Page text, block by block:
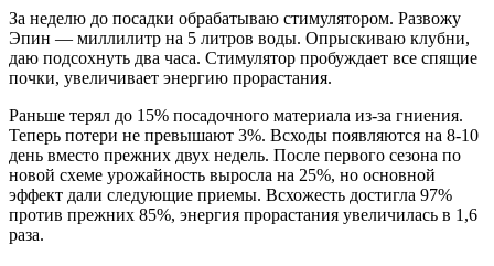
За неделю до посадки обрабатываю стимулятором. Развожу
Эпин — миллилитр на 5 литров воды. Опрыскиваю клубни,
даю подсохнуть два часа. Стимулятор пробуждает все спящие
почки, увеличивает энергию прорастания.
Раньше терял до 15% посадочного материала из-за гниения.
Теперь потери не превышают 3%. Всходы появляются на 8-10
день вместо прежних двух недель. После первого сезона по
новой схеме урожайность выросла на 25%, но основной
эффект дали следующие приемы. Всхожесть достигла 97%
против прежних 85%, энергия прорастания увеличилась в 1,6
раза.